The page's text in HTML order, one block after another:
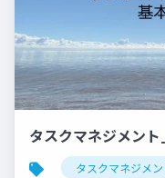
タスクマネジメン
タスクマネジメン